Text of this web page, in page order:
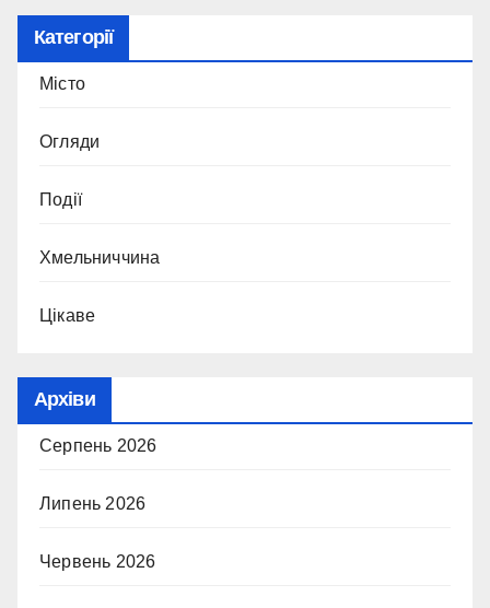
Категорії
Місто
Огляди
Події
Хмельниччина
Цікаве
Архіви
Серпень 2026
Липень 2026
Червень 2026